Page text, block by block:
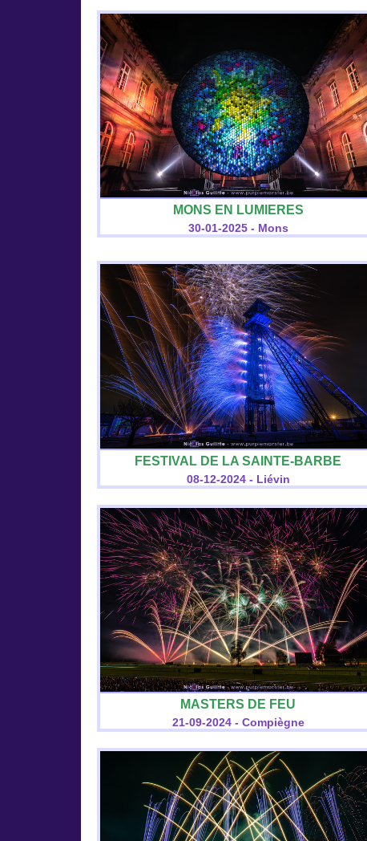
MONS EN LUMIERES
30-01-2025 - Mons
FESTIVAL DE LA SAINTE-BARBE
08-12-2024 - Liévin
MASTERS DE FEU
21-09-2024 - Compiègne